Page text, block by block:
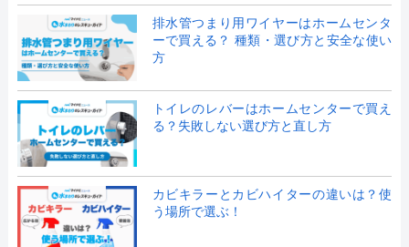
排水管つまり用ワイヤーはホームセンタ
ーで買える？ 種類・選び方と安全な使い
方
トイレのレバーはホームセンターで買え
る？失敗しない選び方と直し方
カビキラーとカビハイターの違いは？使
う場所で選ぶ！